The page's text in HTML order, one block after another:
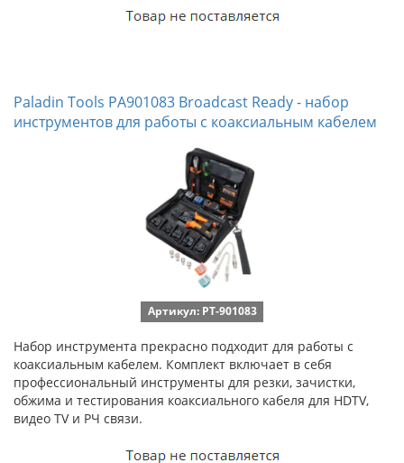
Paladin Tools PA901083 Broadcast Ready - набор
инструментов для работы с коаксиальным кабелем
Артикул: PT-901083
Набор инструмента прекрасно подходит для работы с
коаксиальным кабелем. Комплект включает в себя
профессиональный инструменты для резки, зачистки,
обжима и тестирования коаксиального кабеля для HDTV,
видео TV и РЧ связи.